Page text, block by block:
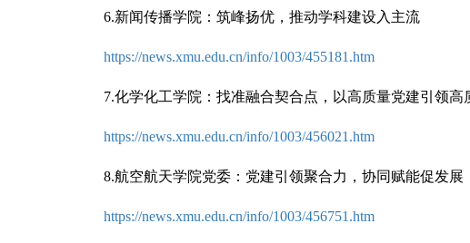
6.新闻传播学院：筑峰扬优，推动学科建设入主流
https://news.xmu.edu.cn/info/1003/455181.htm
7.化学化工学院：找准融合契合点，以高质量党建引领高
https://news.xmu.edu.cn/info/1003/456021.htm
8.航空航天学院党委：党建引领聚合力，协同赋能促发展
https://news.xmu.edu.cn/info/1003/456751.htm